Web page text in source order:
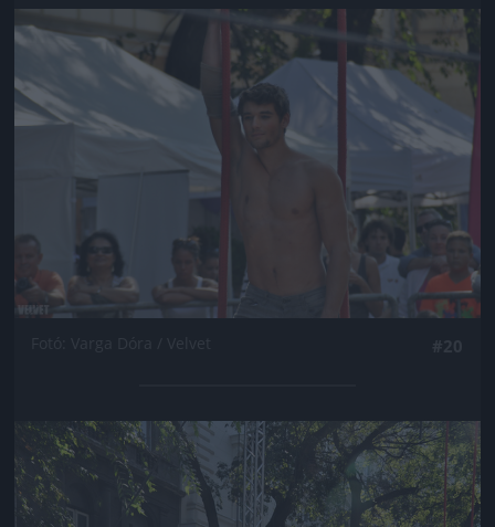
Jön még kép!
Jön még kép!